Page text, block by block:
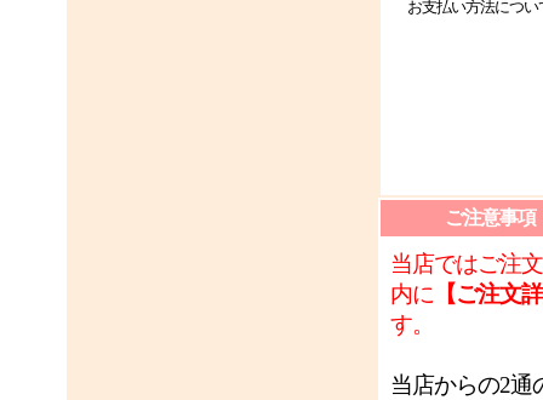
お支払い方法につい
ご注意事項
当店ではご注
内に 【ご注文
す。
当店からの2通